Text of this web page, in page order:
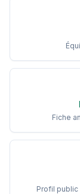
Fiche
Profil